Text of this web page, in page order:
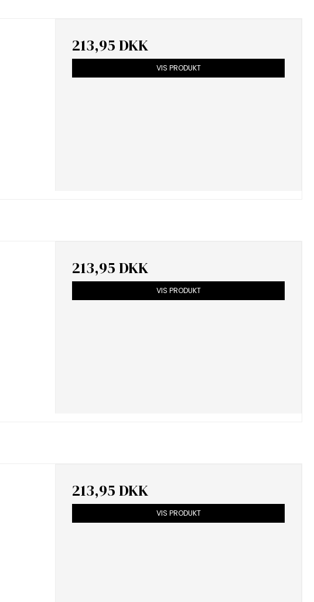
213,95 DKK
VIS PRODUKT
213,95 DKK
VIS PRODUKT
213,95 DKK
VIS PRODUKT